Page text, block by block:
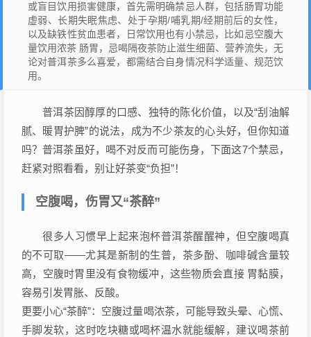
或盲目饮用损害健康，首先需明确禁忌人群，包括肠胃功能
虚弱、长期失眠焦虑、处于孕期/哺乳期/经期前后的女性，
以及缺铁性贫血患者，日常饮用也有小禁忌，比如忌空腹大
量饮用浓茶 肠胃，忌喝隔夜茶防止滋生细菌、营养流失，无
论对普洱茶多么喜爱，都需结合自身情况科学适量、规范饮
用。
普洱茶因醇厚的口感、独特的陈化价值，以及“刮油解
腻、暖胃护脾”的说法，成为不少茶友的心头好，但你知道
吗？普洱茶虽好，喝不对反而可能伤身，下面这7个禁忌，
赶紧对照看看，别让好茶变“负担”！
空腹喝，伤胃又“茶醉”
很多人习惯早上起来泡杯普洱茶醒醒神，但空腹喝真
的不可取——尤其是新制的生普，茶多酚、咖啡碱含量较
高，空腹时胃里没有食物缓冲，这些物质会直接 胃黏膜，
容易引发胃胀、反酸。
更要小心“茶醉”：空腹过量喝浓茶，可能导致头晕、心慌、
手脚发软，这时吃块糖或喝杯温水就能缓解，建议喝茶前